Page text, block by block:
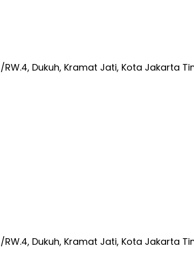
RW.4, Dukuh, Kramat Jati, Kota Jakarta
RW.4, Dukuh, Kramat Jati, Kota Jakarta